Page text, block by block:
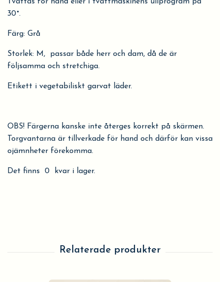
30˚.
Färg: Grå
Storlek: M, passar både herr och dam, då de är
följsamma och stretchiga.
Etikett i vegetabiliskt garvat läder.
OBS! Färgerna kanske inte återges korrekt på skärmen.
Torgvantarna är tillverkade för hand och därför kan vissa
ojämnheter förekomma.
Det finns 0 kvar i lager.